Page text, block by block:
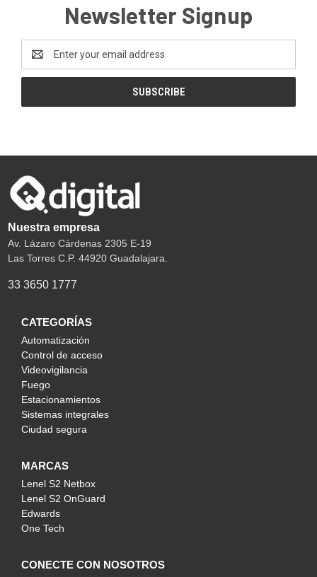
Newsletter Signup
Address
Nuestra empresa
Av. Lázaro Cárdenas 2305 E-19
Las Torres C.P. 44920 Guadalajara.
33 3650 1777
CATEGORÍAS
Automatización
Control de acceso
Videovigilancia
Fuego
Estacionamientos
Sistemas integrales
Ciudad segura
MARCAS
Lenel S2 Netbox
Lenel S2 OnGuard
Edwards
One Tech
CONECTE CON NOSOTROS